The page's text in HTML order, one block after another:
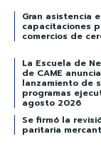
Gran asistencia
capacitaciones
comercios de
La Escuela de
de CAME
lanzamiento de
programas
agosto 2026
Se firmó la
paritaria